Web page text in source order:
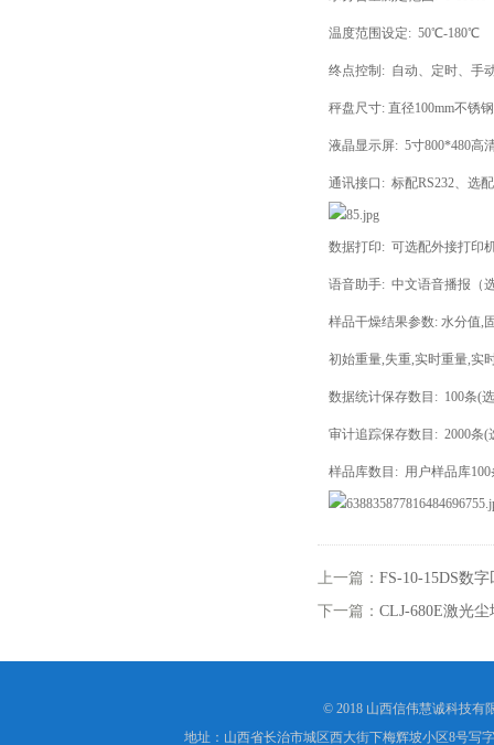
温度范围设定: 50℃-180℃
终点控制: 自动、定时、手
秤盘尺寸: 直径100mm不锈钢
液晶显示屏: 5寸800*480高
通讯接口: 标配RS232、选
数据打印: 可选配外接打印
语音助手: 中文语音播报（
样品干燥结果参数: 水分值,
初始重量,失重,实时重量,实
数据统计保存数目: 100条(
审计追踪保存数目: 2000条(
样品库数目: 用户样品库
上一篇： FS-10-15DS数
下一篇： CLJ-680E激光
© 2018 山西信伟慧诚科技有
地址：山西省长治市城区西大街下梅辉坡小区8号写